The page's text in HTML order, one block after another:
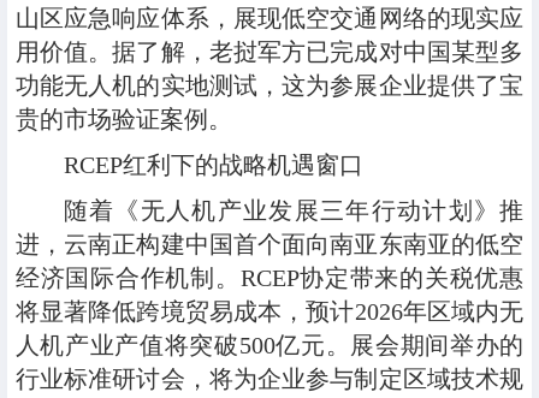
山区应急响应体系，展现低空交通网络的现实应
用价值。据了解，老挝军方已完成对中国某型多
功能无人机的实地测试，这为参展企业提供了宝
贵的市场验证案例。
RCEP红利下的战略机遇窗口
随着《无人机产业发展三年行动计划》推
进，云南正构建中国首个面向南亚东南亚的低空
经济国际合作机制。RCEP协定带来的关税优惠
将显著降低跨境贸易成本，预计2026年区域内无
人机产业产值将突破500亿元。展会期间举办的
行业标准研讨会，将为企业参与制定区域技术规